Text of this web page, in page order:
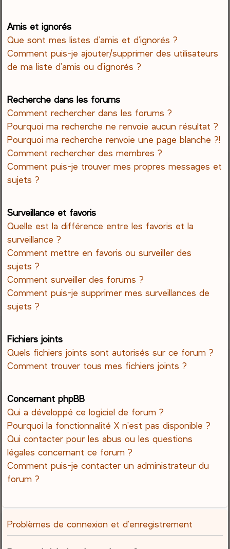
Amis et ignorés
Que sont mes listes d’amis et d’ignorés ?
Comment puis-je ajouter/supprimer des utilisateurs
de ma liste d’amis ou d’ignorés ?
Recherche dans les forums
Comment rechercher dans les forums ?
Pourquoi ma recherche ne renvoie aucun résultat ?
Pourquoi ma recherche renvoie une page blanche ?!
Comment rechercher des membres ?
Comment puis-je trouver mes propres messages et
sujets ?
Surveillance et favoris
Quelle est la différence entre les favoris et la
surveillance ?
Comment mettre en favoris ou surveiller des
sujets ?
Comment surveiller des forums ?
Comment puis-je supprimer mes surveillances de
sujets ?
Fichiers joints
Quels fichiers joints sont autorisés sur ce forum ?
Comment trouver tous mes fichiers joints ?
Concernant phpBB
Qui a développé ce logiciel de forum ?
Pourquoi la fonctionnalité X n’est pas disponible ?
Qui contacter pour les abus ou les questions
légales concernant ce forum ?
Comment puis-je contacter un administrateur du
forum ?
Problèmes de connexion et d’enregistrement